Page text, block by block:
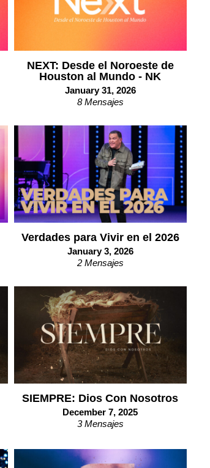
NEXT: Desde el Noroeste de
Houston al Mundo - NK
January 31, 2026
8 Mensajes
Verdades para Vivir en el 2026
January 3, 2026
2 Mensajes
SIEMPRE: Dios Con Nosotros
December 7, 2025
3 Mensajes